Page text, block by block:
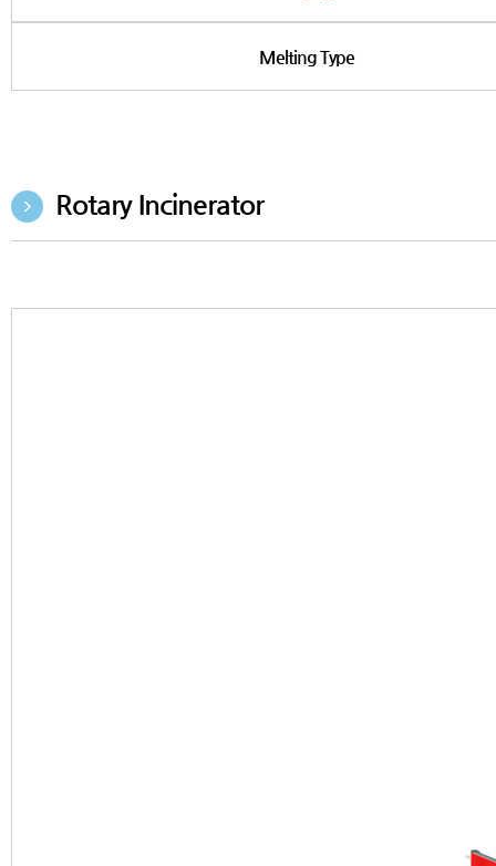
Melting Type
Rotary Incinerator